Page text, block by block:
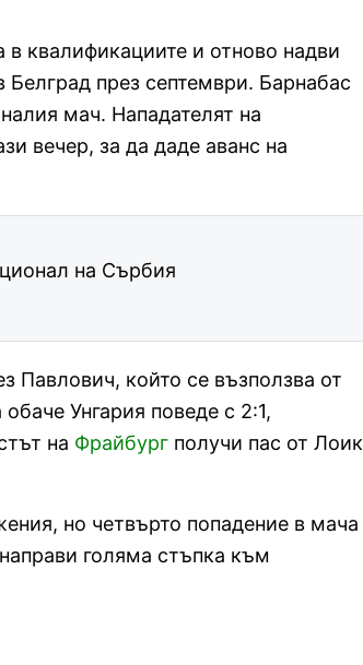
в квалификациите и отново надви
през септември. Барнабас
мач. Нападателят на
вечер, за да даде аванс на
на Сърбия
Павлович, който се възползва от
Унгария поведе с 2:1,
на Фрайбург получи пас от Лоик
но четвърто попадение в мача
голяма стъпка към